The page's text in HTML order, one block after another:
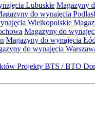
Lubuskie Magazyny
do wynajęcia
Wielkopolskie
Magazyny do
Magazyny do wynajęcia
do wynajęcia
Projekty BTS / BTO